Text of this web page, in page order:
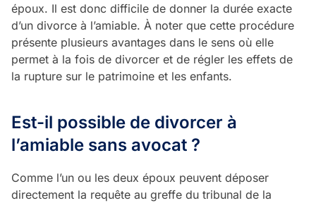
époux. Il est donc difficile de donner la durée exacte
d’un divorce à l’amiable. À noter que cette procédure
présente plusieurs avantages dans le sens où elle
permet à la fois de divorcer et de régler les effets de
la rupture sur le patrimoine et les enfants.
Est-il possible de divorcer à
l’amiable sans avocat ?
Comme l’un ou les deux époux peuvent déposer
directement la requête au greffe du tribunal de la